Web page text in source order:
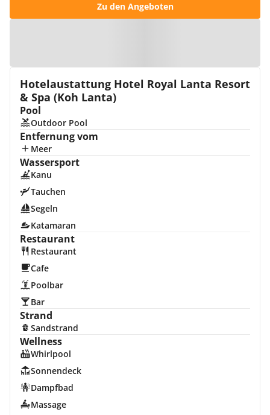
Zu den Angeboten
Hotelaustattung Hotel Royal Lanta Resort
& Spa (Koh Lanta)
Pool
Outdoor Pool
Entfernung vom
Meer
Wassersport
Kanu
Tauchen
Segeln
Katamaran
Restaurant
Restaurant
Cafe
Poolbar
Bar
Strand
Sandstrand
Wellness
Whirlpool
Sonnendeck
Dampfbad
Massage